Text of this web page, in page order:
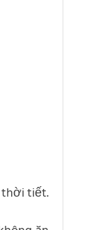
thời tiết.